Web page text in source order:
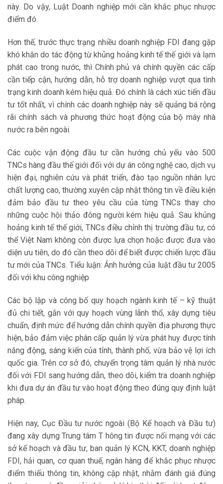
này. Do vậy, Luật Doanh nghiệp mới cần khắc phục nhược
điểm đó.
Hơn thế, trước thực trạng nhiều doanh nghiệp FDI đang gặp
khó khăn do tác động từ khủng hoảng kinh tế thế giới và lạm
phát cao trong nước, thì Chính phủ và chính quyền các cấp
cần tiếp cận, hướng dẫn, hỗ trợ doanh nghiệp vượt qua tình
trạng kinh doanh kém hiệu quả. Đó chính là cách xúc tiến đầu
tư tốt nhất, vì chính các doanh nghiệp này sẽ quảng bá rộng
rãi chính sách và phương thức hoạt động của bộ máy nhà
nước ra bên ngoài.
Các cuộc vận động đầu tư cần hướng chủ yếu vào 500
TNCs hàng đầu thế giới đối với dự án công nghệ cao, dịch vụ
hiện đại, nghiên cứu và phát triển, đào tạo nguồn nhân lực
chất lượng cao, thường xuyên cập nhật thông tin về điều kiện
đảm bảo đầu tư theo yêu cầu của từng TNCs thay cho
những cuộc hội thảo đông người kém hiệu quả. Sau khủng
hoảng kinh tế thế giới, TNCs điều chỉnh thị trường đầu tư, có
thể Việt Nam không còn được lựa chọn hoặc được đưa vào
diện ưu tiên, do đó cần theo dõi để biết được chiến lược đầu
tư mới của TNCs. Tiểu luận: Ảnh hưởng của luật đầu tư 2005
đối với khu công nghiệp
Các bộ lập và công bố quy hoạch ngành kinh tế – kỹ thuật
đủ chi tiết, gắn với quy hoạch vùng lãnh thổ, xây dựng tiêu
chuẩn, định mức để hướng dẫn chính quyền địa phương thực
hiện, bảo đảm việc phân cấp quản lý vừa phát huy được tính
năng động, sáng kiến của tỉnh, thành phố, vừa bảo vệ lợi ích
quốc gia. Trên cơ sở đó, chuyển trọng tâm quản lý nhà nước
đối với FDI sang hướng dẫn, theo dõi, kiểm tra doanh nghiệp
khi đưa dự án đầu tư vào hoạt động theo đúng quy định luật
pháp.
Hiện nay, Cục Đầu tư nước ngoài (Bộ Kế hoạch và Đầu tư)
đang xây dựng Trung tâm T hông tin được nối mạng với các
sở kế hoạch và đầu tư, ban quản lý KCN, KKT, doanh nghiệp
FDI, hải quan, cơ quan thuế, ngân hàng để khắc phục nhược
điểm thiếu thông tin, không cập nhật, nhằm đánh giá đúng